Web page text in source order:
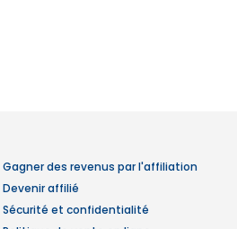
Gagner des revenus par l'affiliation
Devenir affilié
Sécurité et confidentialité